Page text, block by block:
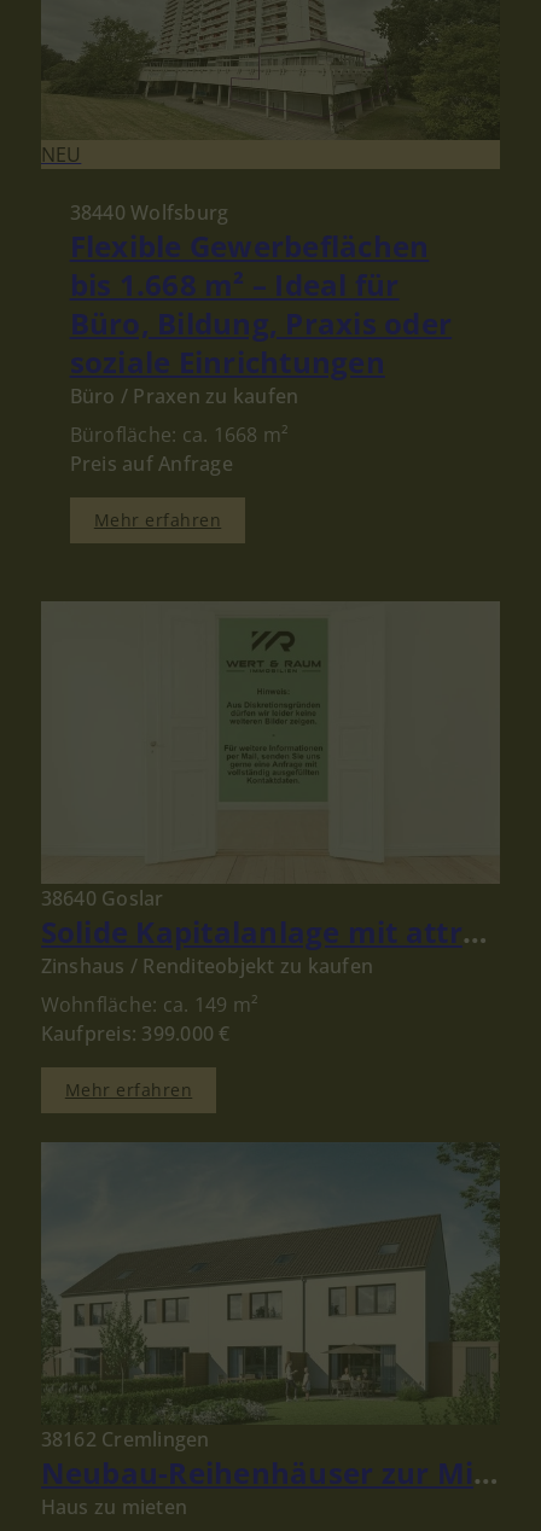
NEU
38440 Wolfsburg
Flexible Gewerbeflächen
bis 1.668 m² – Ideal für
Büro, Bildung, Praxis oder
soziale Einrichtungen
Büro / Praxen zu kaufen
Bürofläche: ca. 1668 m²
Preis auf Anfrage
Mehr erfahren
38640 Goslar
Solide Kapitalanlage mit attraktivem Ertrag in der Goslarer Altstadt
Zinshaus / Renditeobjekt zu kaufen
Wohnfläche: ca. 149 m²
Kaufpreis: 399.000 €
Mehr erfahren
38162 Cremlingen
Neubau-Reihenhäuser zur Miete in Schandelah bei Cremlingen – Modernes Wohnen für Familien
Haus zu mieten